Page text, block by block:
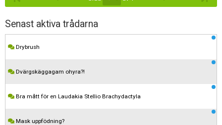
Senast aktiva trådarna
Drybrush
Dvärgskäggagam ohyra?!
Bra mått för en Laudakia Stellio Brachydactyla
Mask uppfödning?